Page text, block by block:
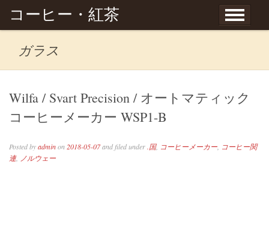
コーヒー・紅茶
ガラス
Wilfa / Svart Precision / オートマティック
コーヒーメーカー WSP1-B
Posted byadminon 2018-05-07and filed under.国, コーヒーメーカー コーヒー関
連, ノルウェー